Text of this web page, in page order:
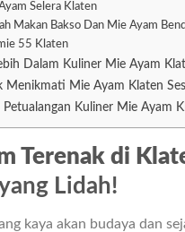
Selera Klaten
Makan Bakso Dan Mie Ayam
55 Klaten
Dalam Kuliner Mie Ayam
Menikmati Mie Ayam Klaten
Petualangan Kuliner Mie Ayam
Terenak di
Lidah!
kaya akan budaya dan